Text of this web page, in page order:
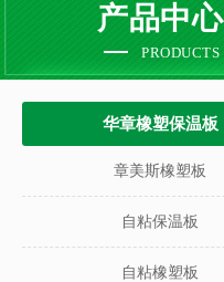
产品中心
PRODUCTS
华章橡塑保温板
章美斯橡塑板
自粘保温板
自粘橡塑板